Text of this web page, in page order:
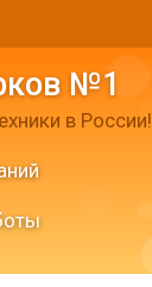
№1
в России!